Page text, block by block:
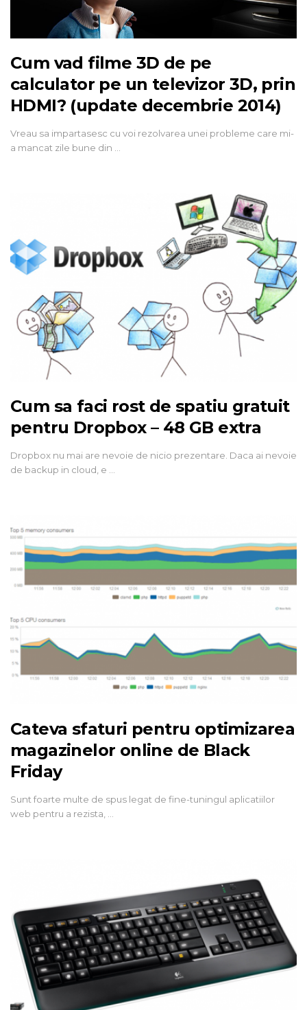
Cum vad filme 3D de pe
calculator pe un televizor 3D, prin
HDMI? (update decembrie 2014)
Vreau sa impartasesc cu voi rezolvarea unei probleme care mi-
a mancat zile bune din …
Cum sa faci rost de spatiu gratuit
pentru Dropbox – 48 GB extra
Dropbox nu mai are nevoie de nicio prezentare. Daca ai nevoie
de backup in cloud, e …
Cateva sfaturi pentru optimizarea
magazinelor online de Black
Friday
Sunt foarte multe de spus legat de fine-tuningul aplicatiilor
web pentru a rezista, …